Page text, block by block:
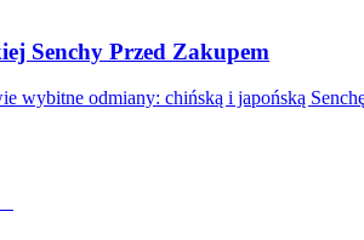
Senchy Przed Zakupem
wybitne odmiany: chińską i japońską